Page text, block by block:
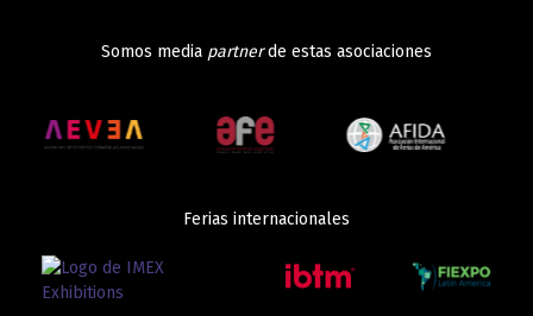
Somos media partnerde estas asociaciones
Ferias internacionales